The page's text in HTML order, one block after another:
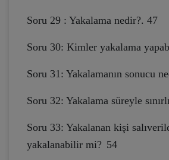
Soru 29 : Yakalama nedir?. 47
Soru 30: Kimler yakalama
Soru 31: Yakalamanın sonucu
Soru 32: Yakalama süreyle
Soru 33: Yakalanan kişi
yakalanabilir mi? 54